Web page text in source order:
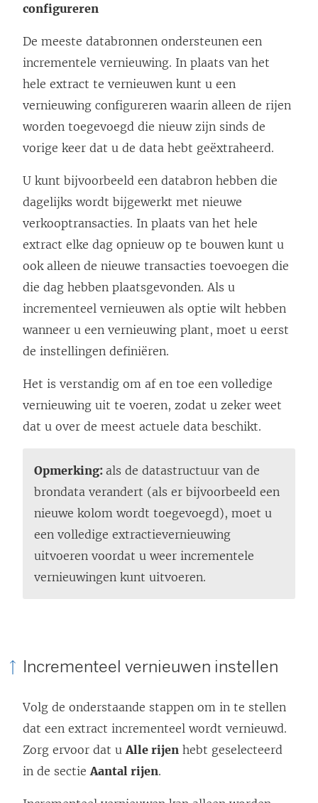
configureren
De meeste databronnen ondersteunen een
incrementele vernieuwing. In plaats van het
hele extract te vernieuwen kunt u een
vernieuwing configureren waarin alleen de rijen
worden toegevoegd die nieuw zijn sinds de
vorige keer dat u de data hebt geëxtraheerd.
U kunt bijvoorbeeld een databron hebben die
dagelijks wordt bijgewerkt met nieuwe
verkooptransacties. In plaats van het hele
extract elke dag opnieuw op te bouwen kunt u
ook alleen de nieuwe transacties toevoegen die
die dag hebben plaatsgevonden. Als u
incrementeel vernieuwen als optie wilt hebben
wanneer u een vernieuwing plant, moet u eerst
de instellingen definiëren.
Het is verstandig om af en toe een volledige
vernieuwing uit te voeren, zodat u zeker weet
dat u over de meest actuele data beschikt.
Opmerking: als de datastructuur van de
brondata verandert (als er bijvoorbeeld een
nieuwe kolom wordt toegevoegd), moet u
een volledige extractievernieuwing
uitvoeren voordat u weer incrementele
vernieuwingen kunt uitvoeren.
Incrementeel vernieuwen instellen
Volg de onderstaande stappen om in te stellen
dat een extract incrementeel wordt vernieuwd.
Zorg ervoor dat u Alle rijen hebt geselecteerd
in de sectie Aantal rijen.